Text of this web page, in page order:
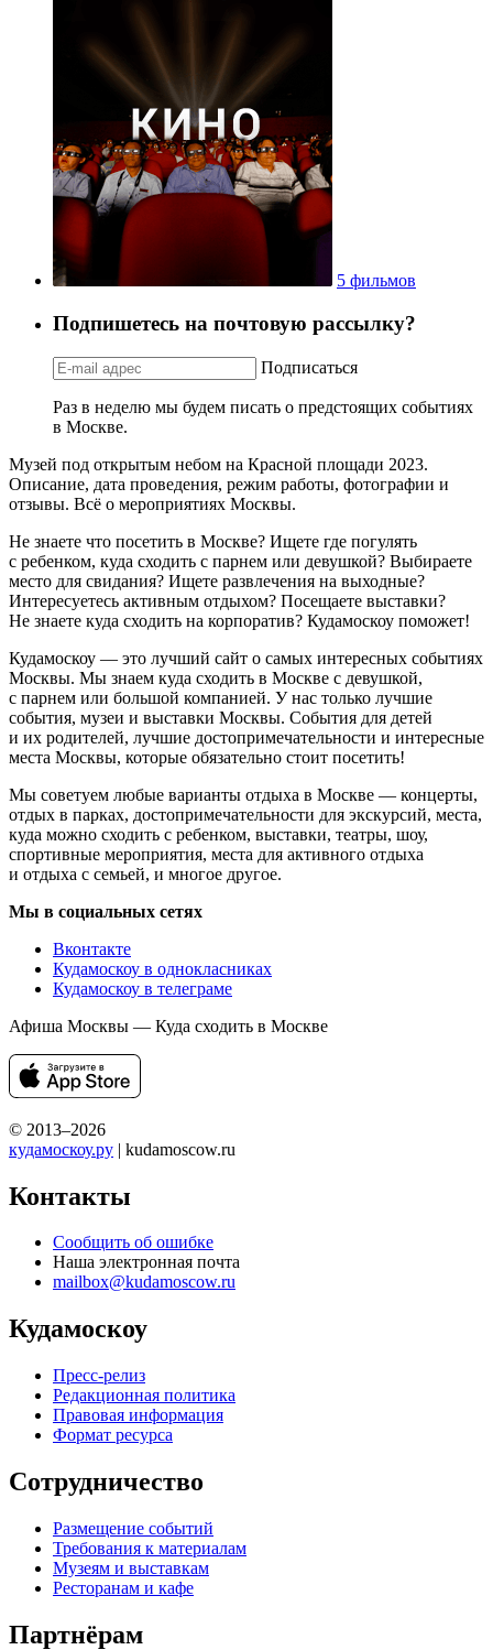
5 фильмов
Подпишетесь на почтовую рассылку?
Подписаться
Раз в неделю мы будем писать о предстоящих событиях
в Москве.
Музей под открытым небом на Красной площади 2023.
Описание, дата проведения, режим работы, фотографии и
отзывы. Всё о мероприятиях Москвы.
Не знаете что посетить в Москве? Ищете где погулять
с ребенком, куда сходить с парнем или девушкой? Выбираете
место для свидания? Ищете развлечения на выходные?
Интересуетесь активным отдыхом? Посещаете выставки?
Не знаете куда сходить на корпоратив? Кудамоскоу поможет!
Кудамоскоу — это лучший сайт о самых интересных событиях
Москвы. Мы знаем куда сходить в Москве с девушкой,
с парнем или большой компанией. У нас только лучшие
события, музеи и выставки Москвы. События для детей
и их родителей, лучшие достопримечательности и интересные
места Москвы, которые обязательно стоит посетить!
Мы советуем любые варианты отдыха в Москве — концерты,
отдых в парках, достопримечательности для экскурсий, места,
куда можно сходить с ребенком, выставки, театры, шоу,
спортивные мероприятия, места для активного отдыха
и отдыха с семьей, и многое другое.
Мы в социальных сетях
Вконтакте
Кудамоскоу в однокласниках
Кудамоскоу в телеграме
Афиша Москвы — Куда сходить в Москве
© 2013–2026
кудамоскоу.ру | kudamoscow.ru
Контакты
Сообщить об ошибке
Наша электронная почта
mailbox@kudamoscow.ru
Кудамоскоу
Пресс-релиз
Редакционная политика
Правовая информация
Формат ресурса
Сотрудничество
Размещение событий
Требования к материалам
Музеям и выставкам
Ресторанам и кафе
Партнёрам